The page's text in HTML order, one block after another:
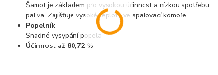
Šamot je základem pro vysokou účinnost a nízkou spotřebu
paliva. Zajišťuje vysoké teploty ve spalovací komoře.
Popelník
Snadné vysypání popela
Účinnost až 80,72 %